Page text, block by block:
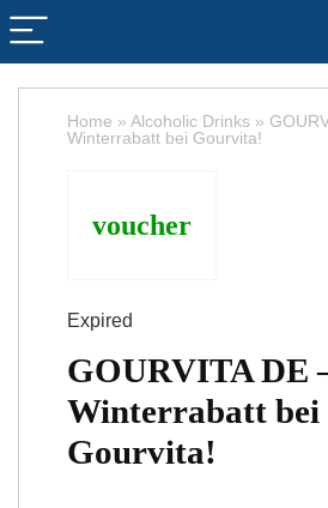
Home » Alcoholic Drinks »
Winterrabatt bei Gourvita!
voucher
Expired
GOURVITA DE
Winterrabatt bei
Gourvita!